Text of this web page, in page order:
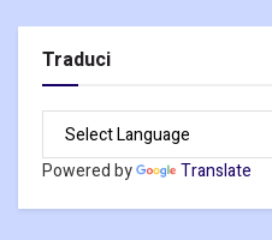
Traduci
Powered by Translate